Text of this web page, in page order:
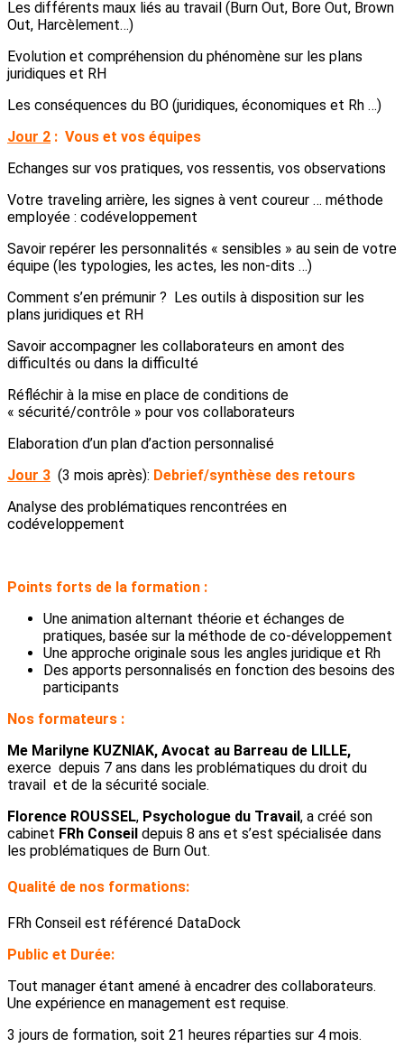
Les différents maux liés au travail (Burn Out, Bore Out, Brown
Out, Harcèlement…)
Evolution et compréhension du phénomène sur les plans
juridiques et RH
Les conséquences du BO (juridiques, économiques et Rh …)
Jour 2 : Vous et vos équipes
Echanges sur vos pratiques, vos ressentis, vos observations
Votre traveling arrière, les signes à vent coureur … méthode
employée : codéveloppement
Savoir repérer les personnalités « sensibles » au sein de votre
équipe (les typologies, les actes, les non-dits …)
Comment s’en prémunir ? Les outils à disposition sur les
plans juridiques et RH
Savoir accompagner les collaborateurs en amont des
difficultés ou dans la difficulté
Réfléchir à la mise en place de conditions de
« sécurité/contrôle » pour vos collaborateurs
Elaboration d’un plan d’action personnalisé
Jour 3 (3 mois après): Debrief/synthèse des retours
Analyse des problématiques rencontrées en
codéveloppement
Points forts de la formation :
Une animation alternant théorie et échanges de
pratiques, basée sur la méthode de co-développement
Une approche originale sous les angles juridique et Rh
Des apports personnalisés en fonction des besoins des
participants
Nos formateurs :
Me Marilyne KUZNIAK, Avocat au Barreau de LILLE,
exerce depuis 7 ans dans les problématiques du droit du
travail et de la sécurité sociale.
Florence ROUSSEL, Psychologue du Travail, a créé son
cabinet FRh Conseil depuis 8 ans et s’est spécialisée dans
les problématiques de Burn Out.
Qualité de nos formations:
FRh Conseil est référencé DataDock
Public et Durée:
Tout manager étant amené à encadrer des collaborateurs.
Une expérience en management est requise.
3 jours de formation, soit 21 heures réparties sur 4 mois.